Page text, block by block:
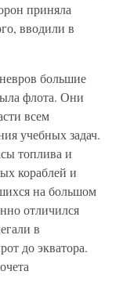
приняла
вводили в
большие
флота. Они
всем
учебных задач.
топлива и
кораблей и
на большом
отличился
в
до экватора.